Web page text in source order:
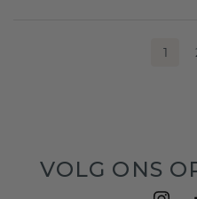
1
VOLG ONS